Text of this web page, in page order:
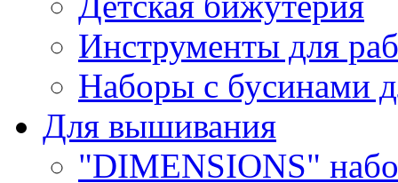
Инструменты для
Наборы с бусинами
Для вышивания
"DIMENSIONS"